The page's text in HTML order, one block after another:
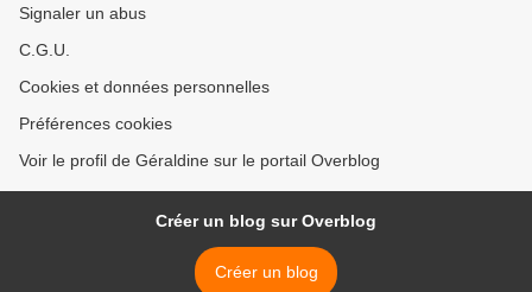
Signaler un abus
C.G.U.
Cookies et données personnelles
Préférences cookies
Voir le profil de Géraldine sur le portail Overblog
Créer un blog sur Overblog
Créer un blog